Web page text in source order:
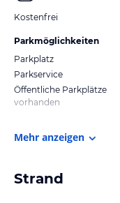
Kostenfrei
Parkmöglichkeiten
Parkplatz
Parkservice
Öffentliche Parkplätze
vorhanden
Mehr anzeigen
Strand